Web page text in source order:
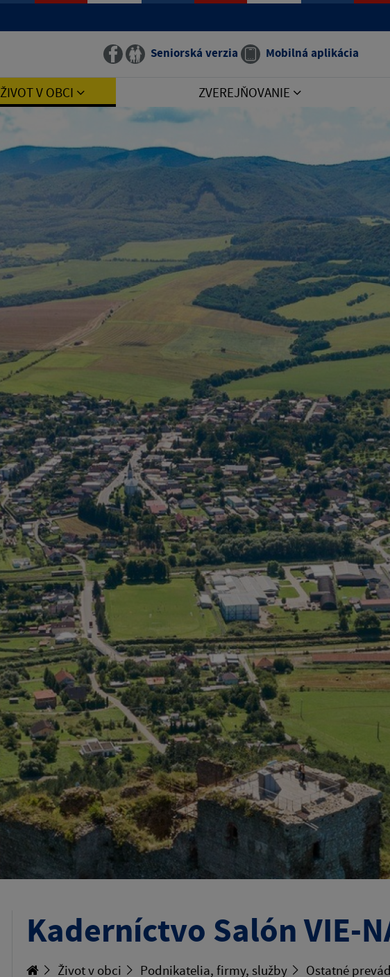
Seniorská verzia Mobilná aplikácia
ŽIVOT V OBCI ZVEREJŇOVANIE
Kaderníctvo Salón VIE-
Život v obci Podnikatelia, firmy, služby Ostatné